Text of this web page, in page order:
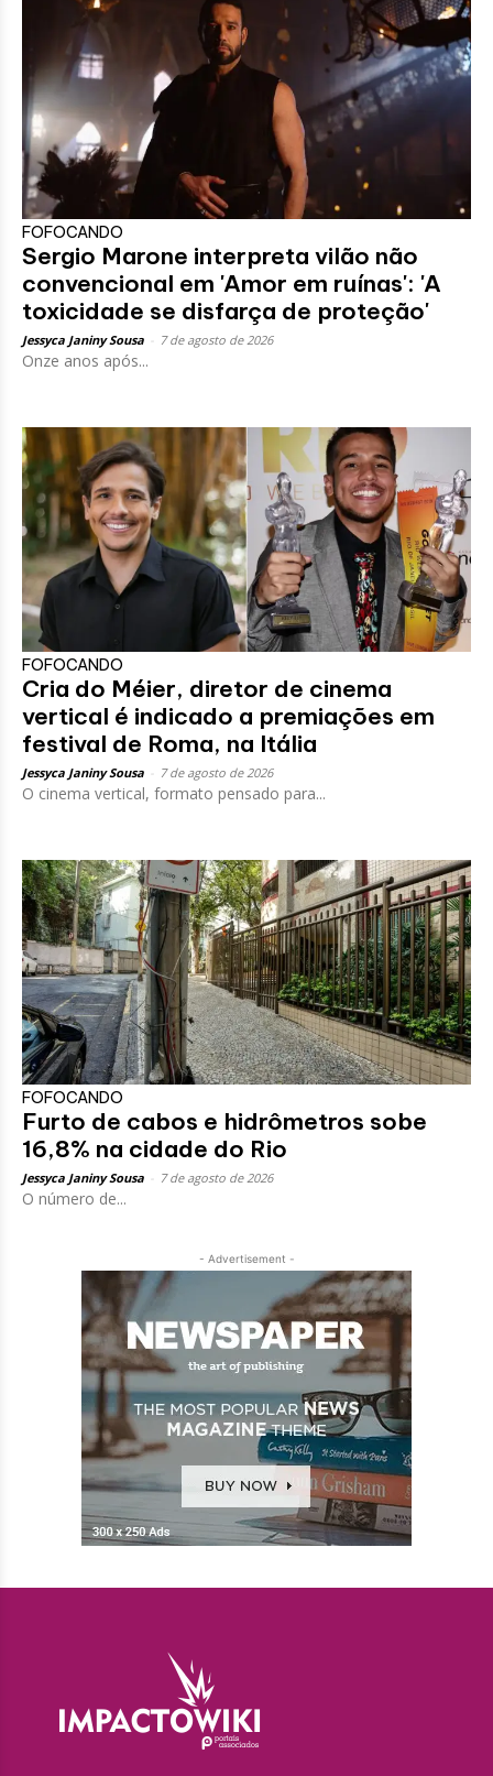
FOFOCANDO
Sergio Marone interpreta vilão não
convencional em 'Amor em ruínas': 'A
toxicidade se disfarça de proteção'
Jessyca Janiny Sousa 7 de agosto de 2026
Onze anos após...
FOFOCANDO
Cria do Méier, diretor de cinema
vertical é indicado a premiações em
festival de Roma, na Itália
Jessyca Janiny Sousa 7 de agosto de 2026
O cinema vertical, formato pensado para...
FOFOCANDO
Furto de cabos e hidrômetros sobe
16,8% na cidade do Rio
Jessyca Janiny Sousa 7 de agosto de 2026
O número de...
- Advertisement -